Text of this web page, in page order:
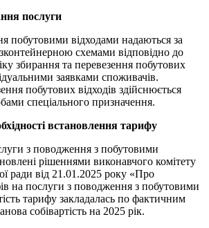
послуги
побутовими відходами надаються за
схемами відповідно до
збирання та перевезення побутових
заявками споживачів.
побутових відходів здійснюється
спеціального призначення.
встановлення тарифу
з поводження з побутовими
рішеннями виконавчого комітету
ради від 21.01.2025 року «Про
на послуги з поводження з побутовими
тарифу закладалась по фактичним
собівартість на 2025 рік.